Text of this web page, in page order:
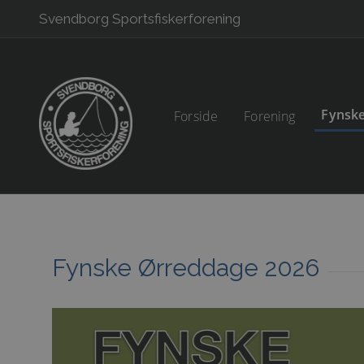
Svendborg Sportsfiskerforening
Forside Forening
Udvalgene arrow_right_alt
Fynske Ørreddage 2026